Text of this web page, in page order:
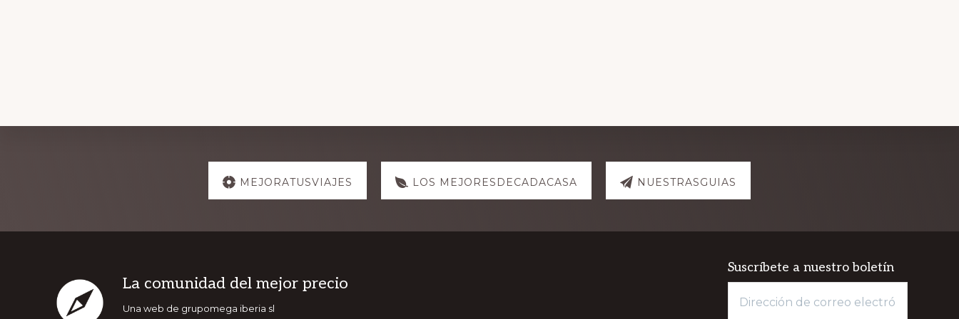
MEJORATUSVIAJES LOS MEJORESDECADACASA NUESTRASGUIAS
Footer
La comunidad del mejor precio
Una web de grupomega iberia sl
Suscríbete a nuestro boletín